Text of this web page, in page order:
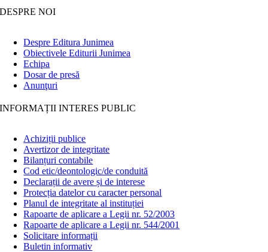
DESPRE NOI
Despre Editura Junimea
Obiectivele Editurii Junimea
Echipa
Dosar de presă
Anunţuri
INFORMAȚII INTERES PUBLIC
Achiziții publice
Avertizor de integritate
Bilanțuri contabile
Cod etic/deontologic/de conduită
Declarații de avere și de interese
Protecția datelor cu caracter personal
Planul de integritate al instituției
Rapoarte de aplicare a Legii nr. 52/2003
Rapoarte de aplicare a Legii nr. 544/2001
Solicitare informații
Buletin informativ